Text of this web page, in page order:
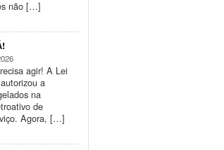
não […]
agir! A Lei
a
na
de
Agora, […]